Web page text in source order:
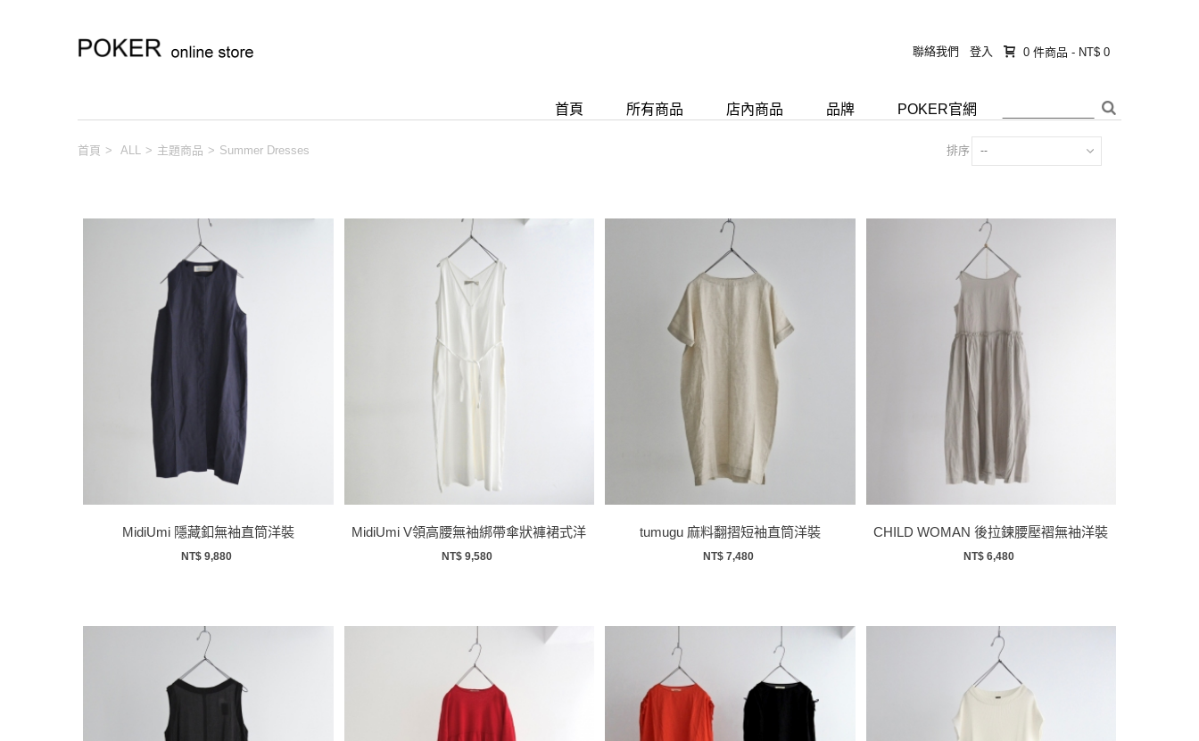
0 件商品 - NT$ 0
登入
聯絡我們
首頁 所有商品 店內商品 品牌 POKER官網
首頁 > ALL > 主題商品 > Summer Dresses 排序 --
MidiUmi 隱藏釦無袖直筒洋裝
NT$ 9,880
MidiUmi V領高腰無袖綁帶傘狀褲裙式洋
裝
NT$ 9,580
tumugu 麻料翻摺短袖直筒洋裝
NT$ 7,480
CHILD WOMAN 後拉鍊腰壓褶無袖洋裝
NT$ 6,480